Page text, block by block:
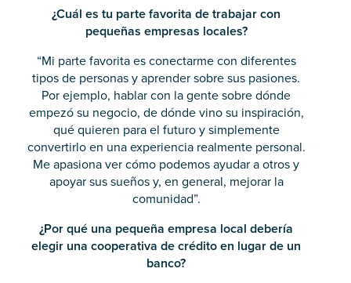
¿Cuál es tu parte favorita de trabajar con
pequeñas empresas locales?
“Mi parte favorita es conectarme con diferentes
tipos de personas y aprender sobre sus pasiones.
Por ejemplo, hablar con la gente sobre dónde
empezó su negocio, de dónde vino su inspiración,
qué quieren para el futuro y simplemente
convertirlo en una experiencia realmente personal.
Me apasiona ver cómo podemos ayudar a otros y
apoyar sus sueños y, en general, mejorar la
comunidad”.
¿Por qué una pequeña empresa local debería
elegir una cooperativa de crédito en lugar de un
banco?